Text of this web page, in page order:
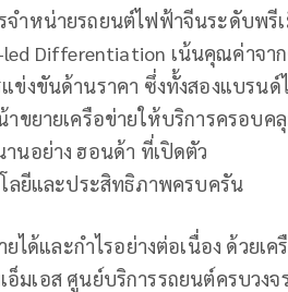
ำหน่ายรถยนต์ไฟฟ้าจีนระดับพรีเ
led Differentiation เน้นคุณค่าจ
งขันด้านราคา ซึ่งทั้งสองแบรน
ขยายเครือข่ายให้บริการครอบค
นอย่าง ฮอนด้า ที่เปิดตัว
ลยีและประสิทธิภาพครบครัน
ได้และกำไรอย่างต่อเนื่อง ด้วยเ
มเอส ศูนย์บริการรถยนต์ครบวงจ